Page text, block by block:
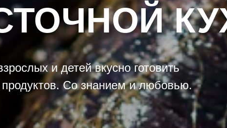
и детей вкусно готовить
продуктов. Со знанием и любовью.